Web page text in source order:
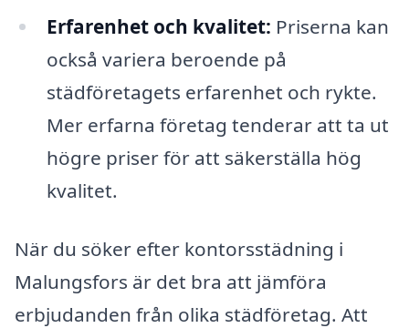
Erfarenhet och kvalitet: Priserna kan
också variera beroende på
städföretagets erfarenhet och rykte.
Mer erfarna företag tenderar att ta ut
högre priser för att säkerställa hög
kvalitet.
När du söker efter kontorsstädning i
Malungsfors är det bra att jämföra
erbjudanden från olika städföretag. Att